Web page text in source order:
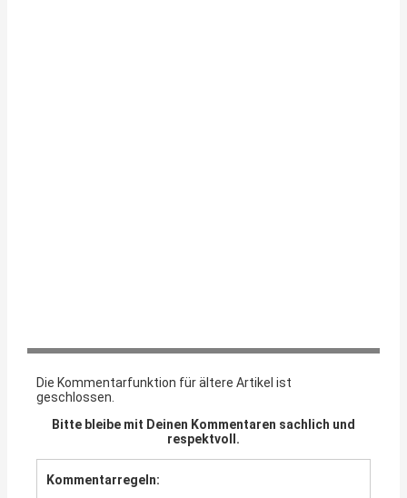
Die Kommentarfunktion für ältere Artikel ist
geschlossen.
Bitte bleibe mit Deinen Kommentaren sachlich und
respektvoll.
Kommentarregeln: